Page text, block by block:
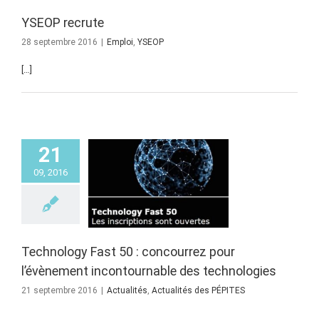
YSEOP recrute
28 septembre 2016 | Emploi YSEOP
[…]
21
09, 2016
Fast 50 :
pour
des
Technology Fast 50 : concourrez pour
l’évènement incontournable des technologies
21 septembre 2016 Actualités, Actualités des PÉPITES